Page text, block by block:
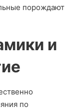
порождают
и
по